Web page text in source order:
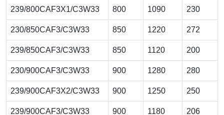
239/800CAF3X1/C3W33 800 1090 230
230/850CAF3/C3W33 850 1220 272
239/850CAF3/C3W33 850 1120 200
230/900CAF3/C3W33 900 1280 280
239/900CAF3X2/C3W33 900 1250 250
239/900CAF3/C3W33 900 1180 206